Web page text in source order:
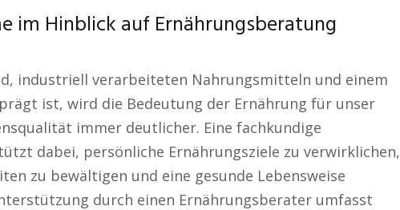
im Hinblick auf Ernährungsberatung
industriell verarbeiteten Nahrungsmitteln und einem
ist, wird die Bedeutung der Ernährung für unser
immer deutlicher. Eine fachkundige
dabei, persönliche Ernährungsziele zu verwirklichen,
zu bewältigen und eine gesunde Lebensweise
durch einen Ernährungsberater umfasst